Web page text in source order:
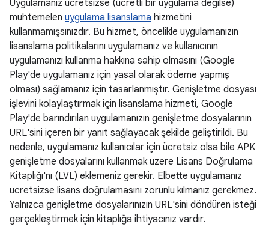
Uygulamanız ücretsizse (ücretli bir uygulama değilse)
muhtemelen uygulama lisanslama hizmetini
kullanmamışsınızdır. Bu hizmet, öncelikle uygulamanızın
lisanslama politikalarını uygulamanız ve kullanıcının
uygulamanızı kullanma hakkına sahip olmasını (Google
Play'de uygulamanız için yasal olarak ödeme yapmış
olması) sağlamanız için tasarlanmıştır. Genişletme dosyası
işlevini kolaylaştırmak için lisanslama hizmeti, Google
Play'de barındırılan uygulamanızın genişletme dosyalarının
URL'sini içeren bir yanıt sağlayacak şekilde geliştirildi. Bu
nedenle, uygulamanız kullanıcılar için ücretsiz olsa bile APK
genişletme dosyalarını kullanmak üzere Lisans Doğrulama
Kitaplığı'nı (LVL) eklemeniz gerekir. Elbette uygulamanız
ücretsizse lisans doğrulamasını zorunlu kılmanız gerekmez.
Yalnızca genişletme dosyalarınızın URL'sini döndüren isteği
gerçekleştirmek için kitaplığa ihtiyacınız vardır.